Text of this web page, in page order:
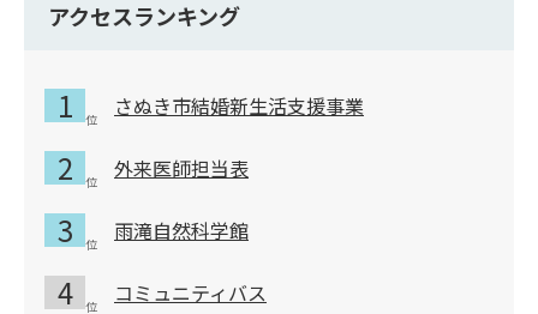
アクセスランキング
さぬき市結婚新生活支援事業
外来医師担当表
雨滝自然科学館
コミュニティバス